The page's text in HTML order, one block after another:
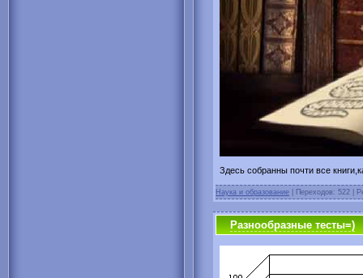
Здесь собранны почти все
Наука и образование | Переходов: 522 |
Разнообразные тесты=)